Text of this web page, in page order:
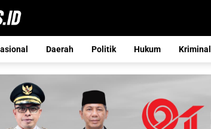
Daerah Politik Hukum Kriminal